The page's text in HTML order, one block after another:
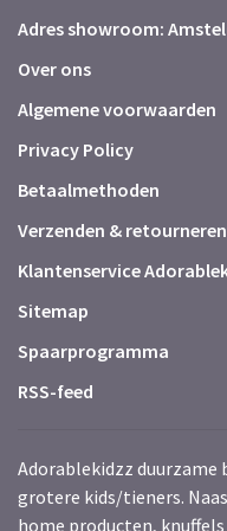
Adres showroom:
Over ons
Algemene voorwaarden
Privacy Policy
Betaalmethoden
Verzenden & retourneren
Klantenservice
Sitemap
Spaarprogramma
RSS-feed
Adorablekidzz duurzame
grotere kids/tieners.
home producten,